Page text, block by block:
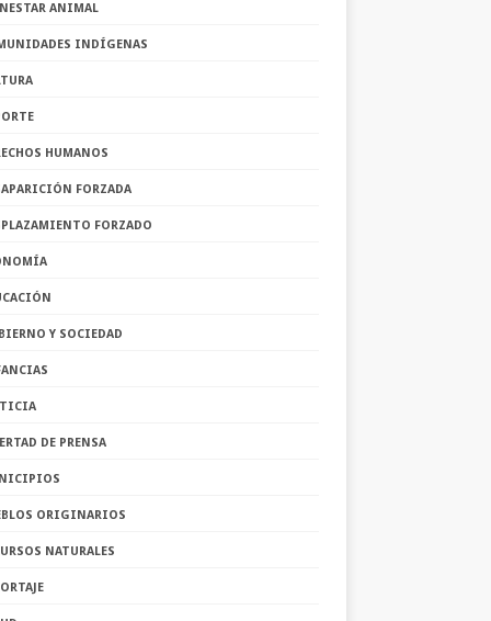
ANIMAL
INDÍGENAS
HUMANOS
FORZADA
FORZADO
Y SOCIEDAD
DE PRENSA
ORIGINARIOS
NATURALES